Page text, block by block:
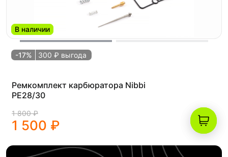
В наличии
-17% 300 ₽ выгода
Ремкомплект карбюратора Nibbi
PE28/30
1 800 ₽
1 500 ₽